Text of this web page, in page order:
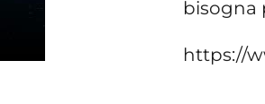
bisogna
https://